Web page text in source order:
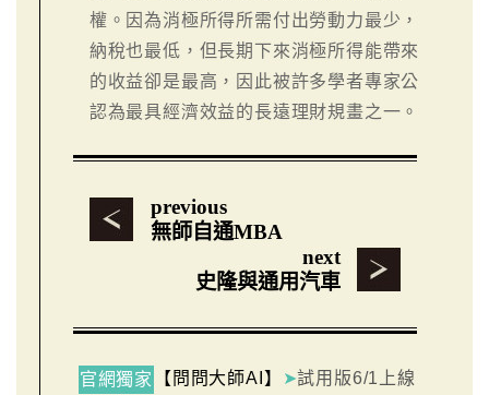
權。因為消極所得所需付出勞動力最少，
納稅也最低，但長期下來消極所得能帶來
的收益卻是最高，因此被許多學者專家公
認為最具經濟效益的長遠理財規畫之一。
previous
無師自通MBA
next
史隆與通用汽車
官網獨家 【問問大師AI】 ➤試用版6/1上線